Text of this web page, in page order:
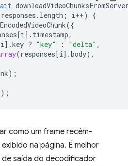
responses . length ; i++)
{
EncodedVideoChunk({
[i ]. timestamp,
i ].key ? "key" : "delta" ,
(responses[i ].body),
);
como um frame recém-
na página. É melhor
saída do decodificador